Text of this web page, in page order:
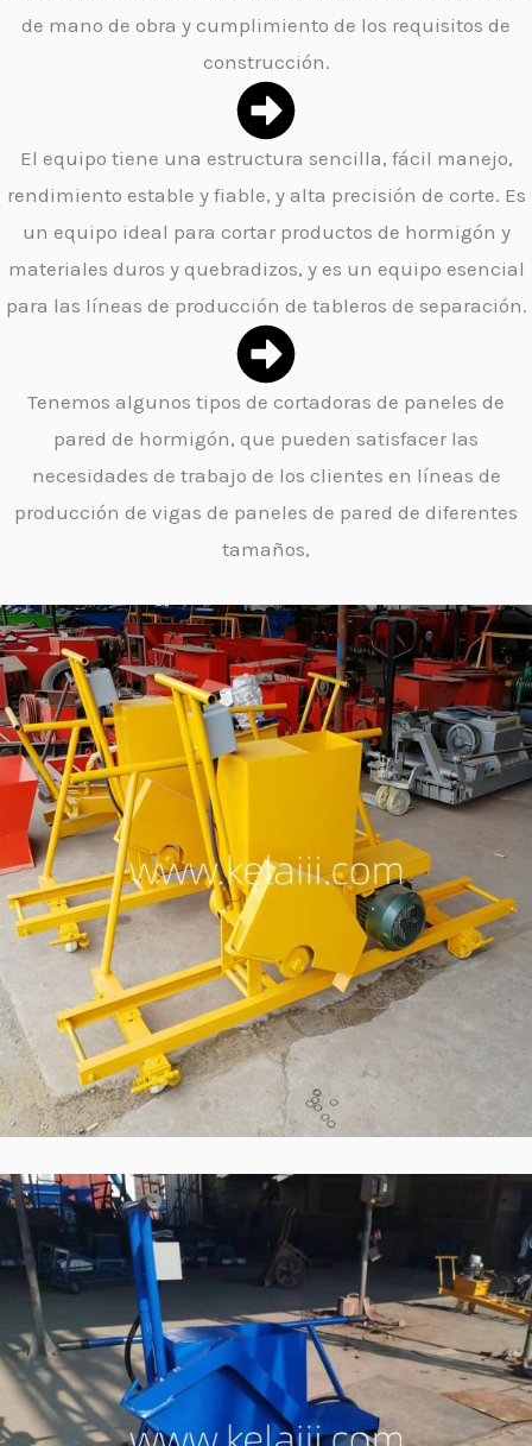
de mano de obra y cumplimiento de los requisitos de
construcción.
El equipo tiene una estructura sencilla, fácil manejo,
rendimiento estable y fiable, y alta precisión de corte. Es
un equipo ideal para cortar productos de hormigón y
materiales duros y quebradizos, y es un equipo esencial
para las líneas de producción de tableros de separación.
Tenemos algunos tipos de cortadoras de paneles de
pared de hormigón, que pueden satisfacer las
necesidades de trabajo de los clientes en líneas de
producción de vigas de paneles de pared de diferentes
tamaños,